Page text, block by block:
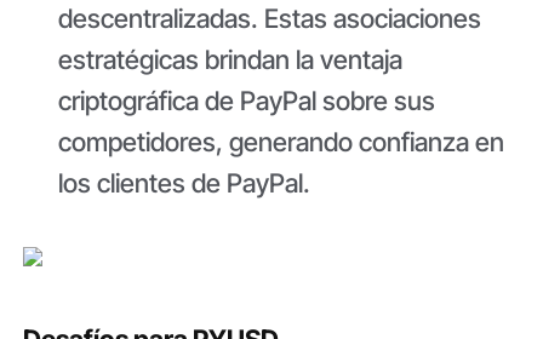
descentralizadas. Estas asociaciones
estratégicas brindan la ventaja
criptográfica de PayPal sobre sus
competidores, generando confianza en
los clientes de PayPal.